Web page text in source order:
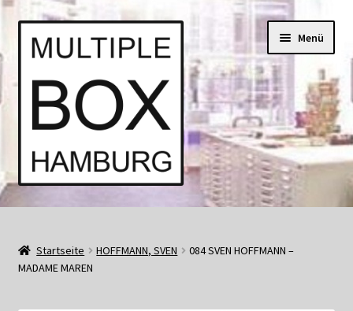
Zur
Navigation
Springe
zum
Menü
Start
AGBStartseite HOFFMANN, SVEN
084 SVEN HOFFMANN –
MADAME MAREN